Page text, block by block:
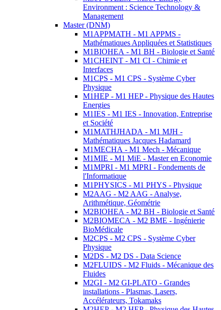
Environment : Science Technology &
Management
Master (DNM)
M1APPMATH - M1 APPMS -
Mathématiques Appliquées et Statistiques
M1BIOHEA - M1 BH - Biologie et Santé
M1CHEINT - M1 CI - Chimie et
Interfaces
M1CPS - M1 CPS - Système Cyber
Physique
M1HEP - M1 HEP - Physique des Hautes
Energies
M1IES - M1 IES - Innovation, Entreprise
et Société
M1MATHJHADA - M1 MJH -
Mathématiques Jacques Hadamard
M1MECHA - M1 Mech - Mécanique
M1MIE - M1 MiE - Master en Economie
M1MPRI - M1 MPRI - Fondements de
l'Informatique
M1PHYSICS - M1 PHYS - Physique
M2AAG - M2 AAG - Analyse,
Arithmétique, Géométrie
M2BIOHEA - M2 BH - Biologie et Santé
M2BIOMECA - M2 BME - Ingénierie
BioMédicale
M2CPS - M2 CPS - Système Cyber
Physique
M2DS - M2 DS - Data Science
M2FLUIDS - M2 Fluids - Mécanique des
Fluides
M2GI - M2 GI-PLATO - Grandes
installations - Plasmas, Lasers,
Accélérateurs, Tokamaks